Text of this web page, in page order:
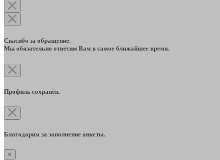
Спасибо за обращение.
Мы обязательно ответим Вам в самое ближайшее время.
Профиль сохранён.
Благодарим за заполнение анкеты.
×